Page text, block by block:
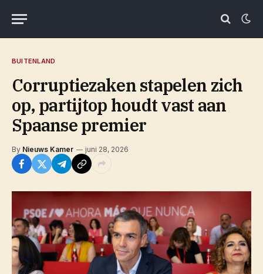
BUITENLAND
Corruptiezaken stapelen zich
op, partijtop houdt vast aan
Spaanse premier
By Nieuws Kamer juni 28, 2026